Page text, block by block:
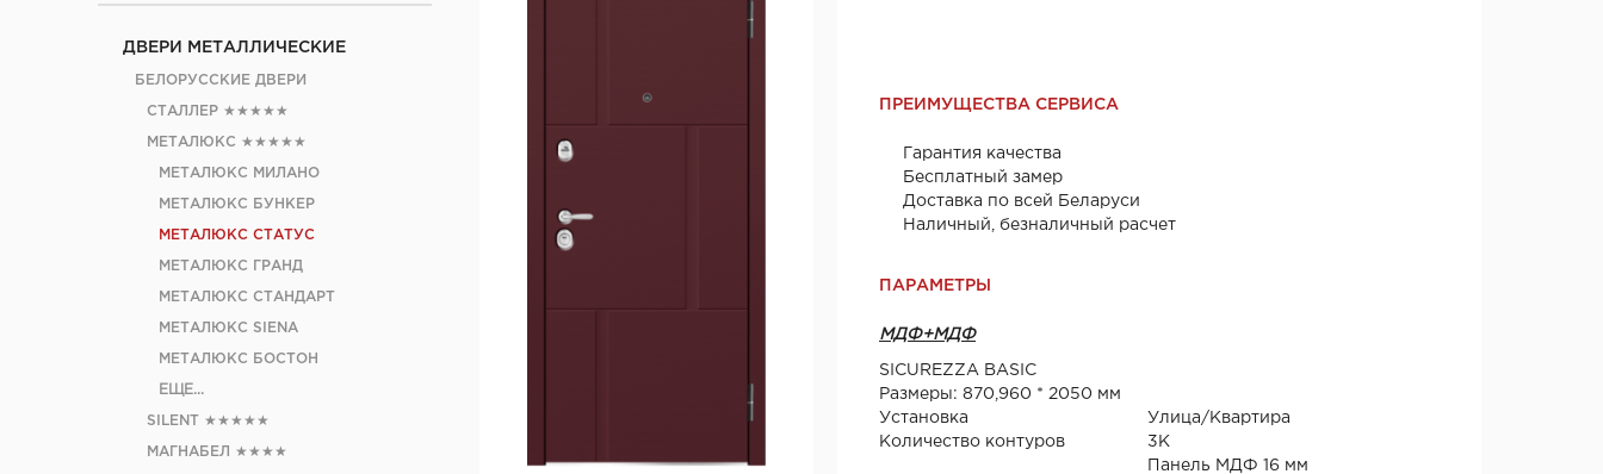
ДВЕРИ МЕТАЛЛИЧЕСКИЕ
БЕЛОРУССКИЕ ДВЕРИ
СТАЛЛЕР ★★★★★
МЕТАЛЮКС ★★★★★
МЕТАЛЮКС МИЛАНО
МЕТАЛЮКС БУНКЕР
МЕТАЛЮКС СТАТУС
МЕТАЛЮКС ГРАНД
МЕТАЛЮКС СТАНДАРТ
МЕТАЛЮКС SIENA
МЕТАЛЮКС БОСТОН
ЕЩЕ...
SILENT ★★★★★
МАГНАБЕЛ ★★★★
ПРЕИМУЩЕСТВА СЕРВИСА
Гарантия качества
Бесплатный замер
Доставка по всей Беларуси
Наличный, безналичный расчет
ПАРАМЕТРЫ
МДФ+МДФ
SICUREZZA BASIC
Размеры: 870,960 * 2050 мм
Установка
Улица/Квартира
Количество контуров
3К
Панель МДФ 16 мм